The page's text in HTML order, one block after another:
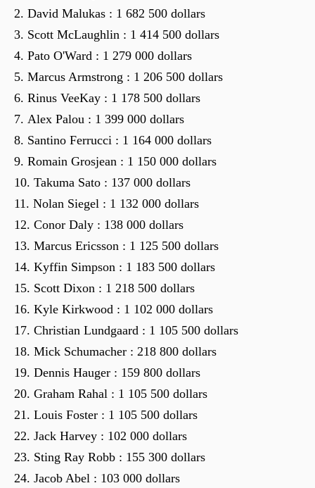
David Malukas : 1 682 500 dollars
Scott McLaughlin : 1 414 500 dollars
Pato O'Ward : 1 279 000 dollars
Marcus Armstrong : 1 206 500 dollars
Rinus VeeKay : 1 178 500 dollars
Alex Palou : 1 399 000 dollars
Santino Ferrucci : 1 164 000 dollars
Romain Grosjean : 1 150 000 dollars
Takuma Sato : 137 000 dollars
Nolan Siegel : 1 132 000 dollars
Conor Daly : 138 000 dollars
Marcus Ericsson : 1 125 500 dollars
Kyffin Simpson : 1 183 500 dollars
Scott Dixon : 1 218 500 dollars
Kyle Kirkwood : 1 102 000 dollars
Christian Lundgaard : 1 105 500 dollars
Mick Schumacher : 218 800 dollars
Dennis Hauger : 159 800 dollars
Graham Rahal : 1 105 500 dollars
Louis Foster : 1 105 500 dollars
Jack Harvey : 102 000 dollars
Sting Ray Robb : 155 300 dollars
Jacob Abel : 103 000 dollars